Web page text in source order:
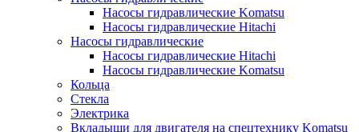
Насосы гидравлические Komatsu
Насосы гидравлические Hitachi
Насосы гидравлические
Насосы гидравлические Hitachi
Насосы гидравлические Komatsu
Кольца
Стекла
Электрика
Вкладыши для двигателя на спецтехнику Komatsu